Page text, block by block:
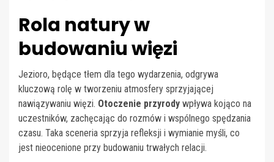
Rola natury w
budowaniu więzi
Jezioro, będące tłem dla tego wydarzenia, odgrywa
kluczową rolę w tworzeniu atmosfery sprzyjającej
nawiązywaniu więzi. Otoczenie przyrody wpływa kojąco na
uczestników, zachęcając do rozmów i wspólnego spędzania
czasu. Taka sceneria sprzyja refleksji i wymianie myśli, co
jest nieocenione przy budowaniu trwałych relacji.